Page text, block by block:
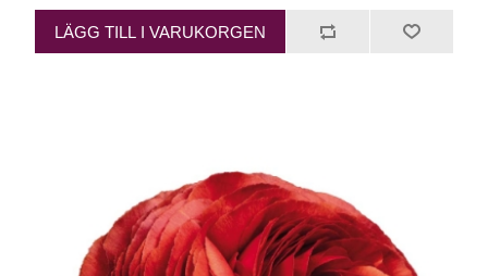
LÄGG TILL I VARUKORGEN